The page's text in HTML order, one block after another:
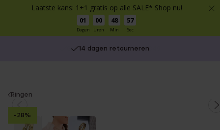
Laatste kans: 1+1 gratis op alle SALE* Shop nu!
01
Dagen
00
Uren
48
Min
57
Sec
14 dagen retourneren
You
are
here:
Ringen
-28%